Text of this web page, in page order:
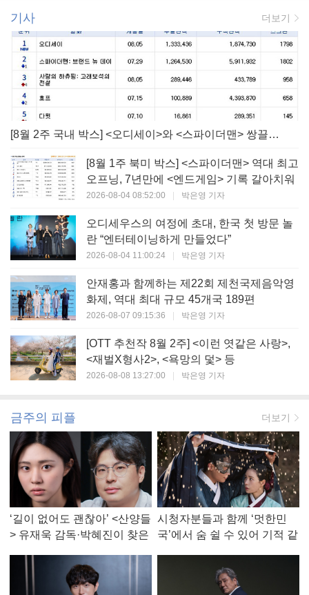
기사 더보기
[8월 2주 국내 박스] <오디세이>와 <스파이더맨> 쌍끌이! 대작 틈바구니 속 빛난 <사랑의 하츄핑>
[8월 1주 북미 박스] <스파이더맨> 역대 최고
오프닝, 7년만에 <엔드게임> 기록 갈아치워
2026-08-04 08:52:00 | 박은영 기자
오디세우스의 여정에 초대, 한국 첫 방문 놀
란 “엔터테이닝하게 만들었다”
2026-08-04 11:00:24 | 박은영 기자
안재홍과 함께하는 제22회 제천국제음악영
화제, 역대 최대 규모 45개국 189편
2026-08-07 09:15:36 | 박은영 기자
[OTT 추천작 8월 2주] <이런 엿같은 사랑>,
<재벌X형사2>, <욕망의 덫> 등
2026-08-08 13:27:00 | 박은영 기자
금주의 피플 더보기
‘길이 없어도 괜찮아’ <산양들
> 유재욱 감독·박혜진이 찾은
시청자분들과 함께 ‘멋한민
국’에서 숨 쉴 수 있어 기적 같